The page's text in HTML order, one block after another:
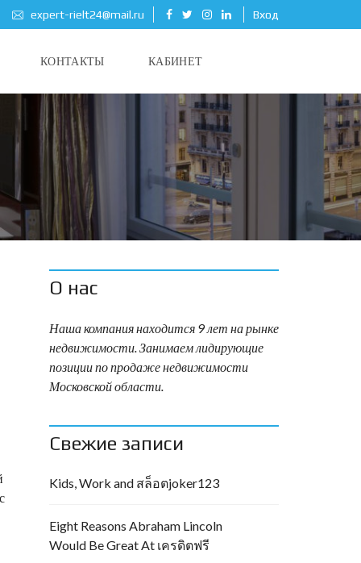
expert-rielt24@mail.ru Вход
КОНТАКТЫ КАБИНЕТ
О нас
Наша компания находится 9 лет на рынке
недвижимости. Занимаем лидирующие
позиции по продаже недвижимости
Московской области.
Свежие записи
Kids, Work and สล็อตjoker123
Eight Reasons Abraham Lincoln
Would Be Great At เครดิตฟรี